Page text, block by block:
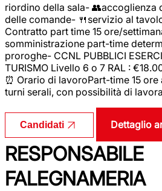
riordino della sala- 👥accoglienza
delle comande- 🍴servizio al
Contratto part time 15 ore/
somministrazione part-time
proroghe- CCNL PUBBLICI
TURISMO Livello 6 o 7 RAL :
⏰ Orario di lavoroPart-time 15
turni serali, con possibilità di
Candidati Dettaglio
RESPONSABILE
FALEGNAMERIA